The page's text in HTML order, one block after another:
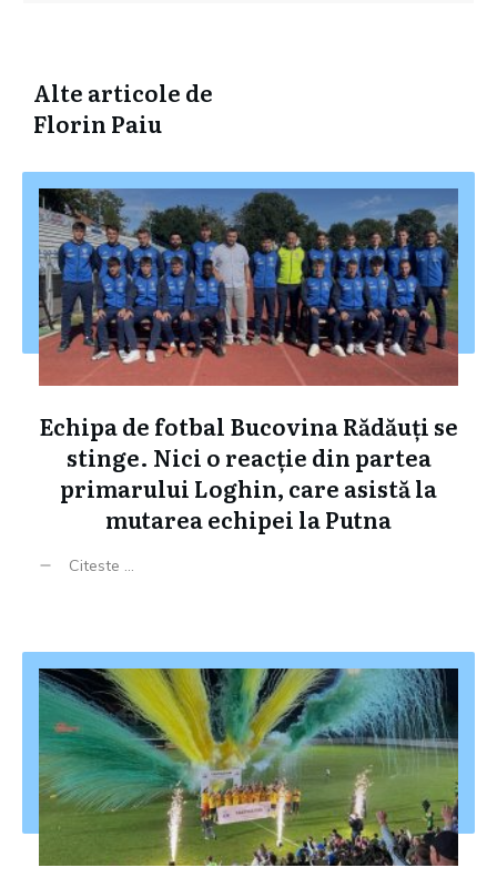
Alte articole de
Florin Paiu
Echipa de fotbal Bucovina Rădăuți se
stinge. Nici o reacție din partea
primarului Loghin, care asistă la
mutarea echipei la Putna
Citeste ...